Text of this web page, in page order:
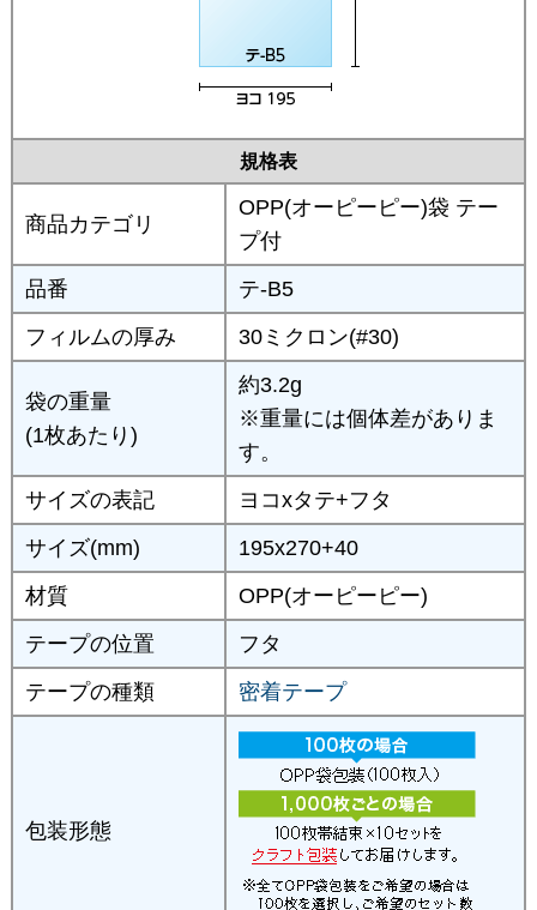
規格表
商品カテゴリ
OPP(オーピーピー)袋 テー
プ付
品番
テ-B5
フィルムの厚み
30ミクロン(#30)
袋の重量
(1枚あたり)
約3.2g
※重量には個体差がありま
す。
サイズの表記
ヨコxタテ+フタ
サイズ(mm)
195x270+40
材質
OPP(オーピーピー)
テープの位置
フタ
テープの種類
密着テープ
包装形態